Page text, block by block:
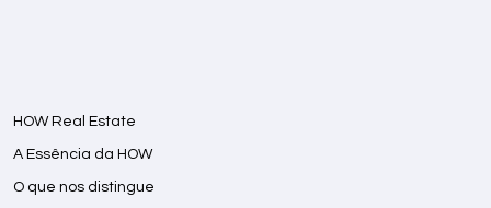
HOW Real Estate
A Essência da HOW
O que nos distingue